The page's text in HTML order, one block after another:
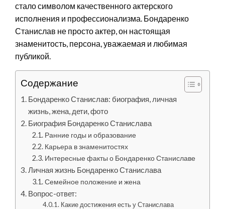
стало символом качественного актерского
исполнения и профессионализма. Бондаренко
Станислав не просто актер, он настоящая
знаменитость, персона, уважаемая и любимая
публикой.
Содержание
Бондаренко Станислав: биография, личная
жизнь, жена, дети, фото
Биография Бондаренко Станислава
Ранние годы и образование
Карьера в знаменитостях
Интересные факты о Бондаренко Станиславе
Личная жизнь Бондаренко Станислава
Семейное положение и жена
Вопрос-ответ:
Какие достижения есть у Станислава